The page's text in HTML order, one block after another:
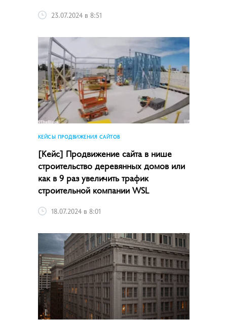
23.07.2024 в 8:51
КЕЙСЫ ПРОДВИЖЕНИЯ САЙТОВ
[Кейс] Продвижение сайта в нише
строительство деревянных домов или
как в 9 раз увеличить трафик
строительной компании WSL
18.07.2024 в 8:01